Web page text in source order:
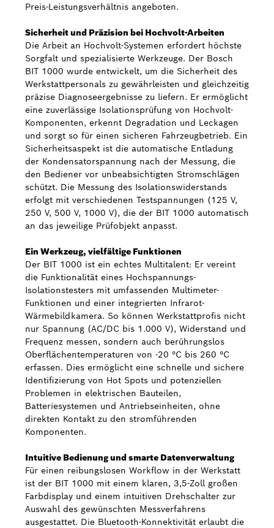
Preis-Leistungsverhältnis angeboten.
Sicherheit und Präzision bei Hochvolt-Arbeiten
Die Arbeit an Hochvolt-Systemen erfordert höchste
Sorgfalt und spezialisierte Werkzeuge. Der Bosch
BIT 1000 wurde entwickelt, um die Sicherheit des
Werkstattpersonals zu gewährleisten und gleichzeitig
präzise Diagnoseergebnisse zu liefern. Er ermöglicht
eine zuverlässige Isolationsprüfung von Hochvolt-
Komponenten, erkennt Degradation und Leckagen
und sorgt so für einen sicheren Fahrzeugbetrieb. Ein
Sicherheitsaspekt ist die automatische Entladung
der Kondensatorspannung nach der Messung, die
den Bediener vor unbeabsichtigten Stromschlägen
schützt. Die Messung des Isolationswiderstands
erfolgt mit verschiedenen Testspannungen (125 V,
250 V, 500 V, 1000 V), die der BIT 1000 automatisch
an das jeweilige Prüfobjekt anpasst.
Ein Werkzeug, vielfältige Funktionen
Der BIT 1000 ist ein echtes Multitalent: Er vereint
die Funktionalität eines Hochspannungs-
Isolationstesters mit umfassenden Multimeter-
Funktionen und einer integrierten Infrarot-
Wärmebildkamera. So können Werkstattprofis nicht
nur Spannung (AC/DC bis 1.000 V), Widerstand und
Frequenz messen, sondern auch berührungslos
Oberflächentemperaturen von -20 °C bis 260 °C
erfassen. Dies ermöglicht eine schnelle und sichere
Identifizierung von Hot Spots und potenziellen
Problemen in elektrischen Bauteilen,
Batteriesystemen und Antriebseinheiten, ohne
direkten Kontakt zu den stromführenden
Komponenten.
Intuitive Bedienung und smarte Datenverwaltung
Für einen reibungslosen Workflow in der Werkstatt
ist der BIT 1000 mit einem klaren, 3,5-Zoll großen
Farbdisplay und einem intuitiven Drehschalter zur
Auswahl des gewünschten Messverfahrens
ausgestattet. Die Bluetooth-Konnektivität erlaubt die